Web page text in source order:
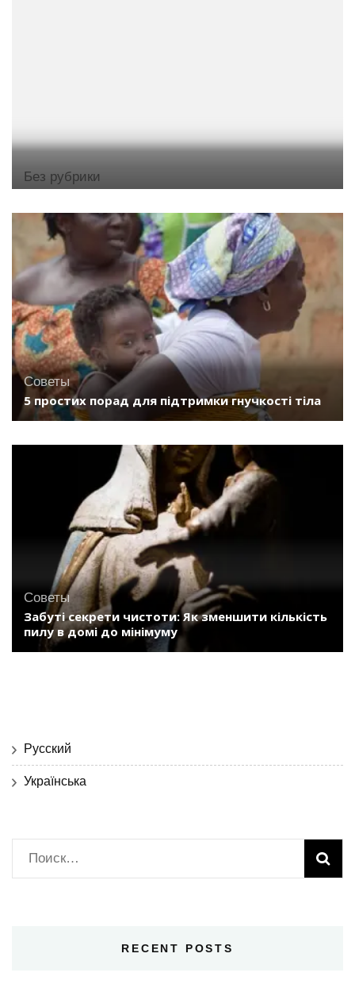
Без рубрики
Советы
5 простих порад для підтримки гнучкості тіла
Советы
Забуті секрети чистоти: Як зменшити кількість
пилу в домі до мінімуму
Русский
Українська
Найти:
RECENT POSTS